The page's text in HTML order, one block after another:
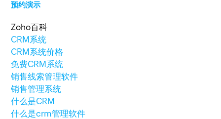
预约演示
Zoho百科
CRM系统
CRM系统价格
免费CRM系统
销售线索管理软件
销售管理系统
什么是CRM
什么是crm管理软件